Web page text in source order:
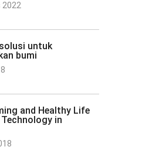
2022
untuk
bumi
and Healthy Life
in